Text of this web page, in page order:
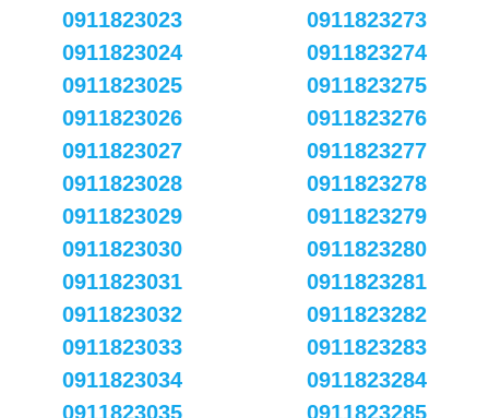
0911823023
0911823024
0911823025
0911823026
0911823027
0911823028
0911823029
0911823030
0911823031
0911823032
0911823033
0911823034
0911823035
0911823273
0911823274
0911823275
0911823276
0911823277
0911823278
0911823279
0911823280
0911823281
0911823282
0911823283
0911823284
0911823285